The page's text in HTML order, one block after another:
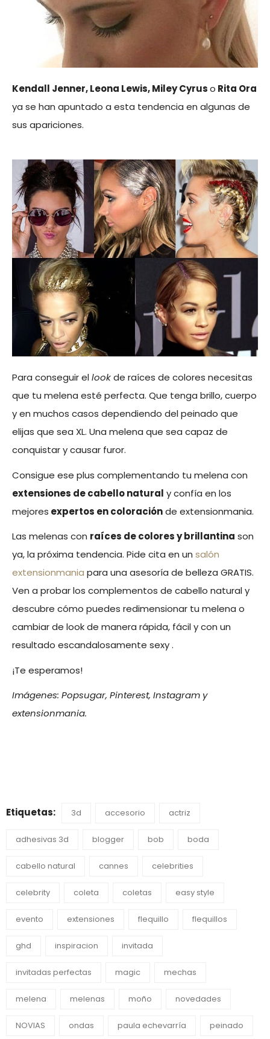
Kendall Jenner, Leona Lewis, Miley Cyruso Rita Ora
ya se han apuntado a esta tendencia en algunas de
sus apariciones.
Para conseguir ellookde raíces de colores necesitas
que tu melena esté perfecta. Que tenga brillo, cuerpo
y en muchos casos dependiendo del peinado que
elijas que sea XL. Una melena que sea capaz de
conquistar y causar furor.
Consigue ese plus complementando tu melena con
extensiones de cabello natural y confía en los
mejores expertos en coloraciónde extensionmania.
Las melenas con raíces de colores y brillantina son
ya, la próxima tendencia. Pide cita en un salón
extensionmania para una asesoría de belleza GRATIS.
Ven a probar los complementos de cabello natural y
descubre cómo puedes redimensionar tu melena o
cambiar de look de manera rápida, fácil y con un
resultado escandalosamente sexy .
¡Te esperamos!
Imágenes: Popsugar, Pinterest, Instagram y
extensionmania.
Etiquetas: 3d accesorio actriz
adhesivas 3d blogger bob boda
cabello natural cannes celebrities
celebrity coleta coletas easy style
evento extensiones flequillo flequillos
ghd inspiracion invitada
invitadas perfectas magic mechas
melena melenas moño novedades
NOVIAS ondas paula echevarría peinado